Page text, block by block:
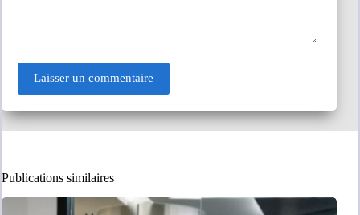
Laisser un commentaire
Publications similaires